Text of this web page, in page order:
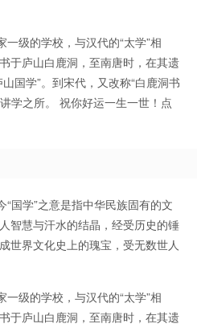
一级的学校，与汉代的“太学”相
于庐山白鹿洞，至南唐时，在其遗
国学”。到宋代，又改称“白鹿洞书
学之所。 祝你好运一生一世！点
“国学”之意是指中华民族固有的文
智慧与汗水的结晶，经受历史的锤
世界文化史上的瑰宝，受无数世人
一级的学校，与汉代的“太学”相
于庐山白鹿洞，至南唐时，在其遗